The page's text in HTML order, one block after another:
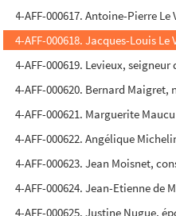
4-AFF-000617. Antoine-Pierre
4-AFF-000618. Jacques-Louis
4-AFF-000619. Levieux,
4-AFF-000620. Bernard
4-AFF-000621. Marguerite
4-AFF-000622. Angélique
4-AFF-000623. Jean Moisnet,
4-AFF-000624. Jean-Etienne
4-AFF-000625. Justine Nugue,